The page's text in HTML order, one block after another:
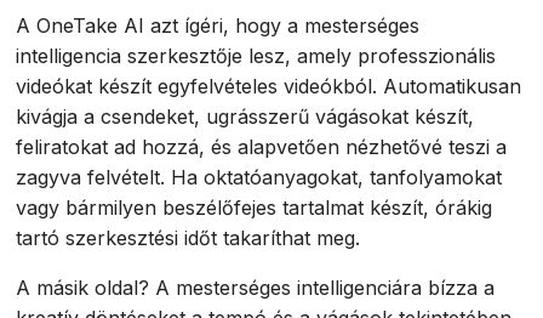
A OneTake AI azt ígéri, hogy a mesterséges
intelligencia szerkesztője lesz, amely professzionális
videókat készít egyfelvételes videókból. Automatikusan
kivágja a csendeket, ugrásszerű vágásokat készít,
feliratokat ad hozzá, és alapvetően nézhetővé teszi a
zagyva felvételt. Ha oktatóanyagokat, tanfolyamokat
vagy bármilyen beszélőfejes tartalmat készít, órákig
tartó szerkesztési időt takaríthat meg.
A másik oldal? A mesterséges intelligenciára bízza a